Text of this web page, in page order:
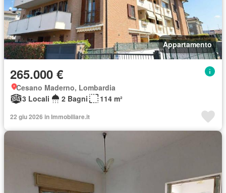
Appartamento
265.000 €
Cesano Maderno, Lombardia
3 Locali
2 Bagni 114 m²
22 giu 2026 in Immobiliare.it